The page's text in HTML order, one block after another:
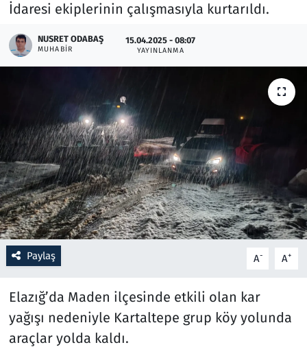
İdaresi ekiplerinin çalışmasıyla kurtarıldı.
NUSRET ODABAŞ
MUHABIR
15.04.2025 - 08:07
YAYINLANMA
Paylaş A- A+
Elazığ’da Maden ilçesinde etkili olan kar
yağışı nedeniyle Kartaltepe grup köy yolunda
araçlar yolda kaldı.
Lezzet Durağı
Memur ve Kamu
Ramazan
Resmi İlanlar
Rüya Tabirleri
Sağlık
Savunma Sanayi
Seçim 2023